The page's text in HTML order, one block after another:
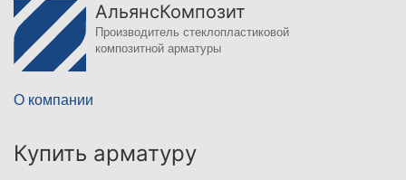
АльянсКомпозит
Производитель стеклопластиковой
композитной арматуры
О компании
Купить арматуру